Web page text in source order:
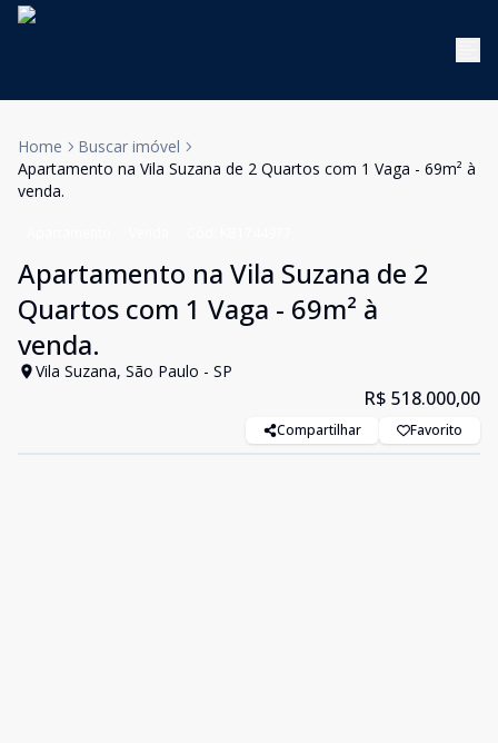
Home
Buscar imóvel
Apartamento na Vila Suzana de 2 Quartos com 1 Vaga - 69m² à
venda.
Apartamento na Vila Suzana de 2
Quartos com 1 Vaga - 69m² à
venda.
Vila Suzana, São Paulo - SP
R$ 518.000,00
Compartilhar Favorito